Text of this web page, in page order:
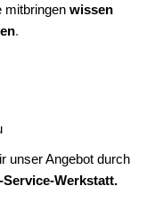
mitbringenwissen
.
unser Angebot durch
Werkstatt.